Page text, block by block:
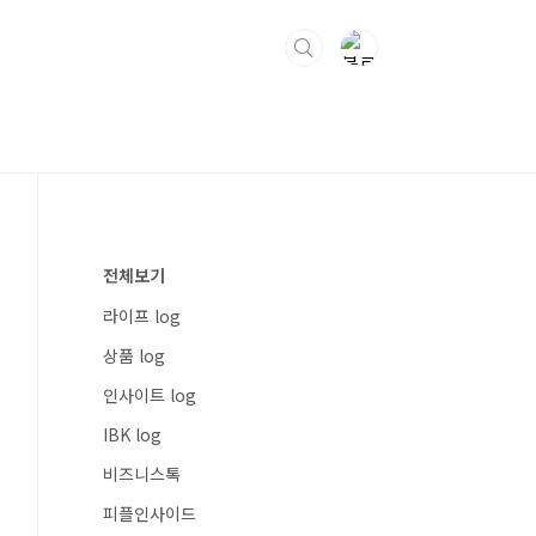
전체보기
라이프 log
상품 log
인사이트 log
IBK log
비즈니스톡
피플인사이드